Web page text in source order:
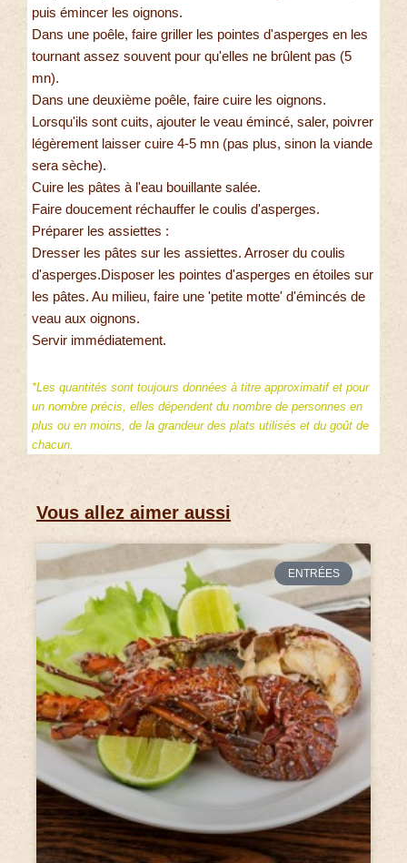
puis émincer les oignons.
Dans une poêle, faire griller les pointes d'asperges en les
tournant assez souvent pour qu'elles ne brûlent pas (5
mn).
Dans une deuxième poêle, faire cuire les oignons.
Lorsqu'ils sont cuits, ajouter le veau émincé, saler, poivrer
légèrement laisser cuire 4-5 mn (pas plus, sinon la viande
sera sèche).
Cuire les pâtes à l'eau bouillante salée.
Faire doucement réchauffer le coulis d'asperges.
Préparer les assiettes :
Dresser les pâtes sur les assiettes. Arroser du coulis
d'asperges.Disposer les pointes d'asperges en étoiles sur
les pâtes. Au milieu, faire une 'petite motte' d'émincés de
veau aux oignons.
Servir immédiatement.
*Les quantités sont toujours données à titre approximatif et pour
un nombre précis, elles dépendent du nombre de personnes en
plus ou en moins, de la grandeur des plats utilisés et du goût de
chacun.
Vous allez aimer aussi
ENTRÉES